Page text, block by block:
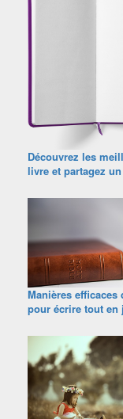
Découvrez les
livre et partagez
Manières efficaces
pour écrire tout en